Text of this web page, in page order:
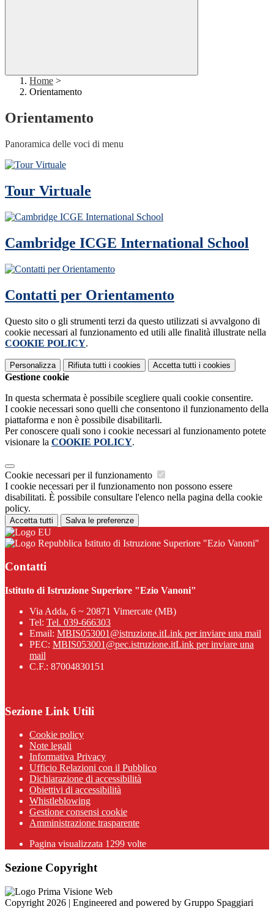
Home >
Orientamento
Orientamento
Panoramica delle voci di menu
Tour Virtuale
Cambridge ICGE International School
Contatti per Orientamento
Questo sito o gli strumenti terzi da questo utilizzati si avvalgono di
cookie necessari al funzionamento ed utili alle finalità illustrate nella
COOKIE POLICY.
Personalizza Rifiuta tutti i cookies Accetta tutti i cookies
Gestione cookie
In questa schermata è possibile scegliere quali cookie consentire.
I cookie necessari sono quelli che consentono il funzionamento della
piattaforma e non è possibile disabilitarli.
Per conoscere quali sono i cookie necessari al funzionamento potete
visionare la COOKIE POLICY.
Cookie necessari per il funzionamento
I cookie necessari per il funzionamento non possono essere
disabilitati. È possibile consultare l'elenco nella pagina della cookie
policy.
Accetta tutti Salva le preferenze
Istituto di Istruzione Superiore "Ezio Vanoni"
Contatti
Istituto di Istruzione Superiore "Ezio Vanoni"
Via Adda, 6 ~ 20871 Vimercate (MB)
Tel: Tel. 039-666303
Email: MBIS053001@istruzione.itLink per inviare una mail
PEC: MBIS053001@pec.istruzione.itLink per inviare una
mail
C.F.: 87004830151
Sezione Link Utili
Cookie policy
Note legali
Informativa Privacy
Ufficio Relazioni con il Pubblico
Dichiarazione di accessibilità
Obiettivi di accessibilità
Whistleblowing
Gestione consensi cookie
Amministrazione trasparente
Pagina visualizzata 1299 volte
Sezione Copyright
Copyright 2026 | Engineered and powered by Gruppo Spaggiari